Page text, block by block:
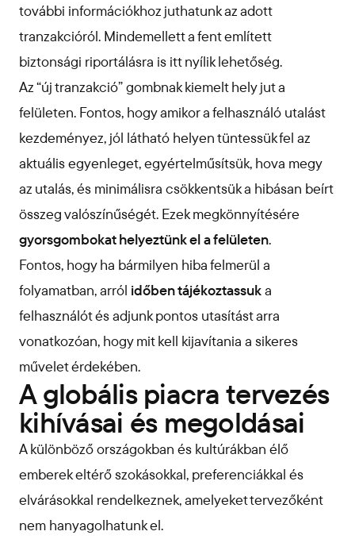
további információkhoz juthatunk az adott
tranzakcióról. Mindemellett a fent említett
biztonsági riportálásra is itt nyílik lehetőség.
Az “új tranzakció” gombnak kiemelt hely jut a
felületen. Fontos, hogy amikor a felhasználó utalást
kezdeményez, jól látható helyen tüntessük fel az
aktuális egyenleget, egyértelműsítsük, hova megy
az utalás, és minimálisra csökkentsük a hibásan beírt
összeg valószínűségét. Ezek megkönnyítésére
gyorsgombokat helyeztünk el a felületen.
Fontos, hogy ha bármilyen hiba felmerül a
folyamatban, arról időben tájékoztassuka
felhasználót és adjunk pontos utasítást arra
vonatkozóan, hogy mit kell kijavítania a sikeres
művelet érdekében.
A globális piacra tervezés
kihívásai és megoldásai
A különböző országokban és kultúrákban élő
emberek eltérő szokásokkal, preferenciákkal és
elvárásokkal rendelkeznek, amelyeket tervezőként
nem hanyagolhatunk el.